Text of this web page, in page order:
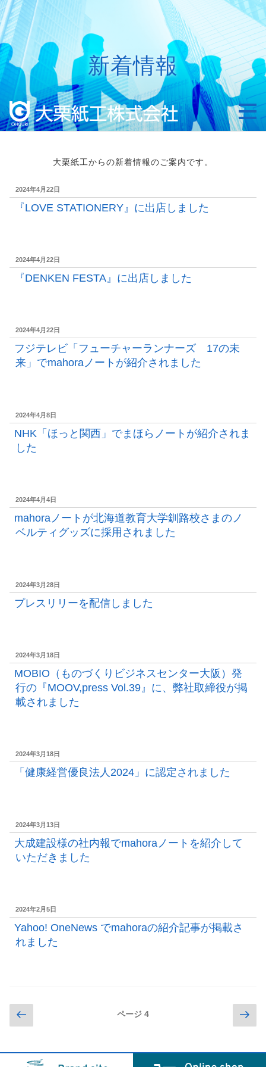
コ
ン
テ
ン
ツ
へ
キ
ッ
新着情報
大栗紙工からの新着情報のご案内です。
投
稿
日:
2024年4月22日
『LOVE STATIONERY』に出店しました
投
稿
日:
2024年4月22日
『DENKEN FESTA』に出店しました
投
稿
日:
2024年4月22日
フジテレビ「フューチャーランナーズ 17の未
来」でmahoraノートが紹介されました
投
稿
日:
2024年4月8日
NHK「ほっと関西」でまほらノートが紹介されま
した
投
稿
日:
2024年4月4日
mahoraノートが北海道教育大学釧路校さまのノ
ベルティグッズに採用されました
投
稿
日:
2024年3月28日
プレスリリーを配信しました
投
稿
日:
2024年3月18日
MOBIO（ものづくりビジネスセンター大阪）発
行の『MOOV,press Vol.39』に、弊社取締役が掲
載されました
投
稿
日:
2024年3月18日
「健康経営優良法人2024」に認定されました
投
稿
日:
2024年3月13日
大成建設様の社内報でmahoraノートを紹介して
いただきました
投
稿
日:
2024年2月5日
Yahoo! OneNews でmahoraの紹介記事が掲載さ
れました
投
稿 の
ー
ページ 4
次
の
ー